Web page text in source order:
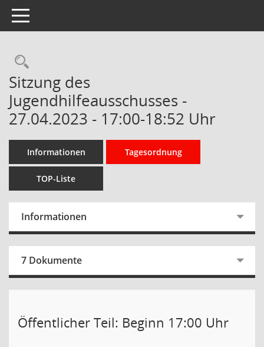
Toggle navigation
Rechercheauswahl
Sitzung des
Jugendhilfeausschusses -
27.04.2023 - 17:00-18:52 Uhr
Informationen Tagesordnung
TOP-Liste
Informationen
7 Dokumente
Öffentlicher Teil: Beginn 17:00 Uhr